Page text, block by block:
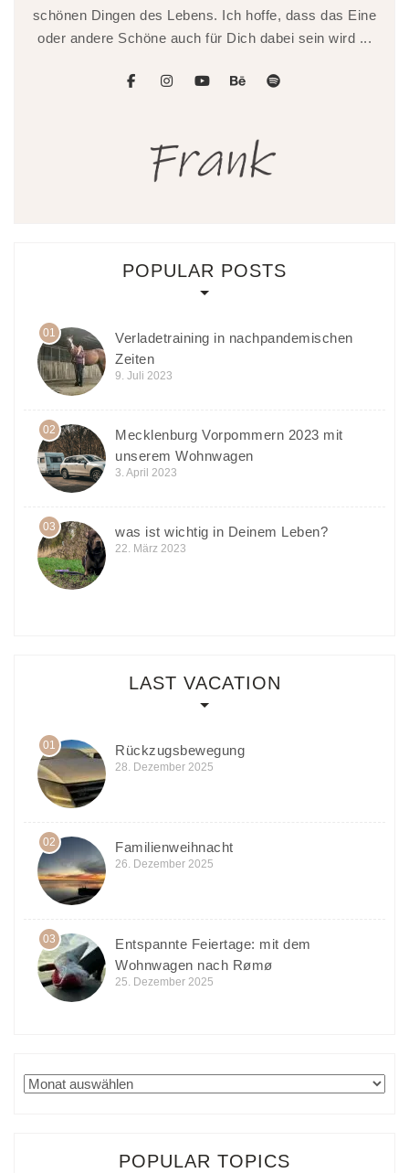
schönen Dingen des Lebens. Ich hoffe, dass das Eine
oder andere Schöne auch für Dich dabei sein wird ...
POPULAR POSTS
01
Verladetraining in nachpandemischen
Zeiten
9. Juli 2023
02
Mecklenburg Vorpommern 2023 mit
unserem Wohnwagen
3. April 2023
03 was ist wichtig in Deinem Leben?
22. März 2023
LAST VACATION
01 Rückzugsbewegung
28. Dezember 2025
02 Familienweihnacht
26. Dezember 2025
03
Entspannte Feiertage: mit dem
Wohnwagen nach Rømø
25. Dezember 2025
Archiv
POPULAR TOPICS